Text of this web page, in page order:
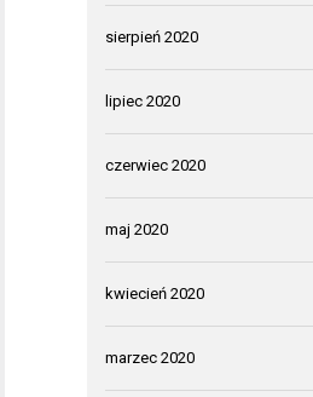
sierpień 2020
lipiec 2020
czerwiec 2020
maj 2020
kwiecień 2020
marzec 2020